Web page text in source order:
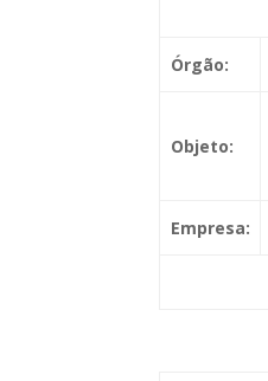
Órgão:
Objeto:
Empresa: